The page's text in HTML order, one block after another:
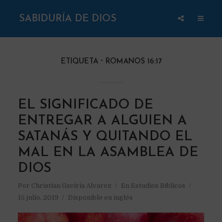
SABIDURÍA DE DIOS
ETIQUETA ROMANOS 16:17
EL SIGNIFICADO DE
ENTREGAR A ALGUIEN A
SATANÁS Y QUITANDO EL
MAL EN LA ASAMBLEA DE
DIOS
Por Christian Gaviria Alvarez En Estudios Bíblicos
15 julio, 2019
Disponible en inglés